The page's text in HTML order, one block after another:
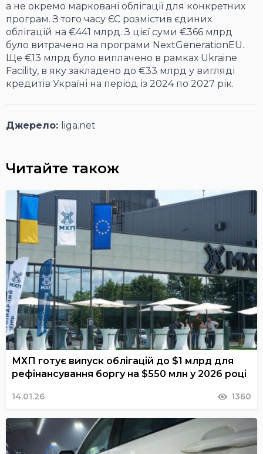
а не окремо марковані облігації для конкретних
програм. З того часу ЄС розмістив єдиних
облігацій на €441 млрд. З цієї суми €366 млрд
було витрачено на програми NextGenerationEU.
Ще €13 млрд було виплачено в рамках Ukraine
Facility, в яку закладено до €33 млрд у вигляді
кредитів Україні на період із 2024 по 2027 рік.
Джерело: liga.net
Читайте також
МХП готує випуск облігацій до $1 млрд для
рефінансування боргу на $550 млн у 2026 році
14.01.26 1360